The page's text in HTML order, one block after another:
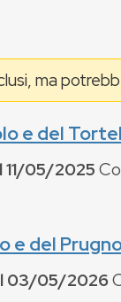
ma
e del
11/05/2025
e del
03/05/2026